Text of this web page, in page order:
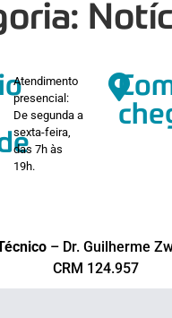
Atendimento
presencial:
De segunda a
sexta-feira,
das 7h às
19h.
– Dr. Guilherme
CRM 124.957